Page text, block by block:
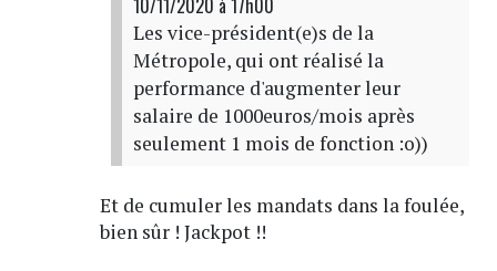
10/11/2020 à 17h00
Les vice-président(e)s de la
Métropole, qui ont réalisé la
performance d'augmenter leur
salaire de 1000euros/mois après
seulement 1 mois de fonction :o))
Et de cumuler les mandats dans la foulée,
bien sûr ! Jackpot !!